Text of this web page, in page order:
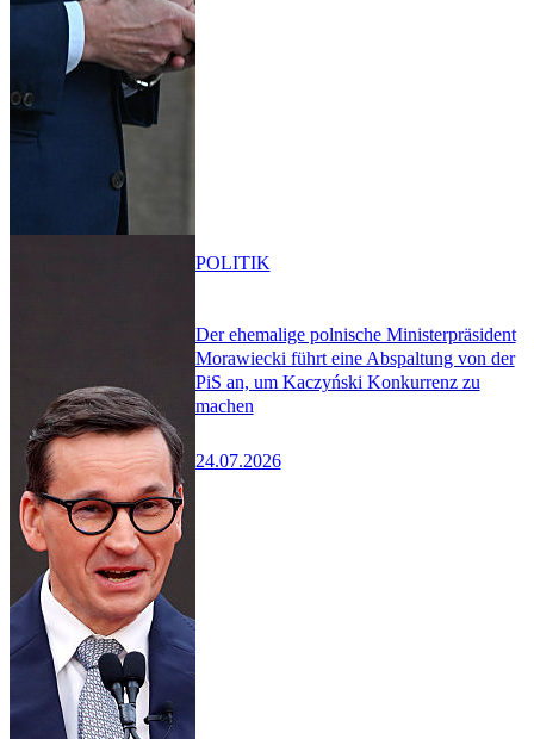
Der ehemalige polnische Ministerpräsident
Morawiecki führt eine Abspaltung von der
PiS an, um Kaczyński Konkurrenz zu
machen
24.07.2026
POLITIK